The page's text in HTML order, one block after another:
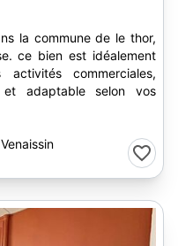
la commune de le thor,
ce bien est idéalement
commerciales,
adaptable selon vos